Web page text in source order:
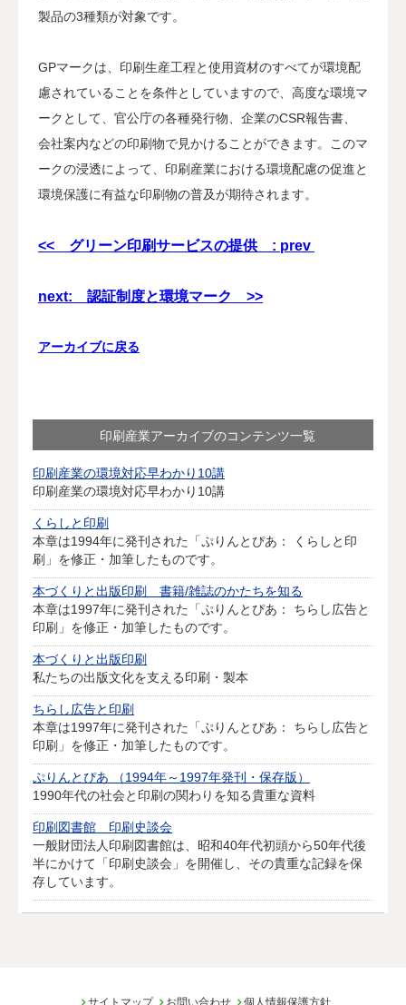
製品の3種類が対象です。
GPマークは、印刷生産工程と使用資材のすべてが環境配
慮されていることを条件としていますので、高度な環境マ
ークとして、官公庁の各種発行物、企業のCSR報告書、
会社案内などの印刷物で見かけることができます。このマ
ークの浸透によって、印刷産業における環境配慮の促進と
環境保護に有益な印刷物の普及が期待されます。
<< グリーン印刷サービスの提供 : prev
next: 認証制度と環境マーク >>
アーカイブに戻る
印刷産業アーカイブのコンテンツ一覧
印刷産業の環境対応早わかり10講
印刷産業の環境対応早わかり10講
くらしと印刷
本章は1994年に発刊された「ぷりんとぴあ： くらしと印
刷」を修正・加筆したものです。
本づくりと出版印刷 書籍/雑誌のかたちを知る
本章は1997年に発刊された「ぷりんとぴあ： ちらし広告と
印刷」を修正・加筆したものです。
本づくりと出版印刷
私たちの出版文化を支える印刷・製本
ちらし広告と印刷
本章は1997年に発刊された「ぷりんとぴあ： ちらし広告と
印刷」を修正・加筆したものです。
ぷりんとぴあ （1994年～1997年発刊・保存版）
1990年代の社会と印刷の関わりを知る貴重な資料
印刷図書館 印刷史談会
一般財団法人印刷図書館は、昭和40年代初頭から50年代後
半にかけて「印刷史談会」を開催し、その貴重な記録を保
存しています。
サイトマップ お問い合わせ 個人情報保護方針